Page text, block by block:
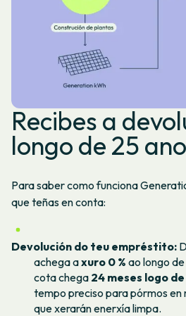
Recibes a
longo de 25
Para saber como funciona
que teñas en conta:
Devolución do teu empréstito:
achega axuro 0 % ao longo de
cota chega 24 meses logo
tempo preciso para pórmos en
que xerarán enerxía limpa.